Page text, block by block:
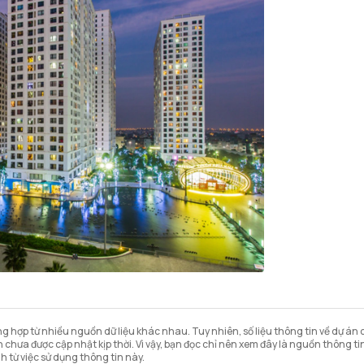
hợp từ nhiều nguồn dữ liệu khác nhau. Tuy nhiên, số liệu thông tin về dự án
được cập nhật kịp thời. Vì vậy, bạn đọc chỉ nên xem đây là nguồn thông
từ việc sử dụng thông tin này.